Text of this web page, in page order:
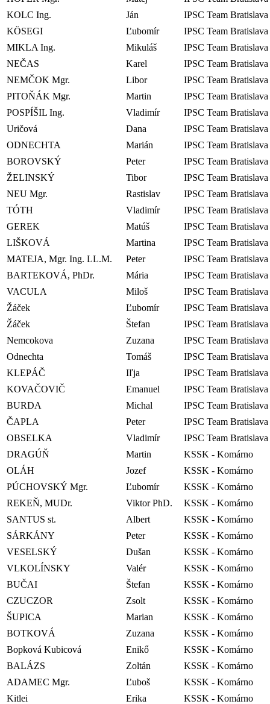
KOLC Ing.
Ján
IPSC Team Bratislava
KÖSEGI
Ľubomír
IPSC Team Bratislava
MIKLA Ing.
Mikuláš
IPSC Team Bratislava
NEČAS
Karel
IPSC Team Bratislava
NEMČOK Mgr.
Libor
IPSC Team Bratislava
PITOŇÁK Mgr.
Martin
IPSC Team Bratislava
POSPÍŠIL Ing.
Vladimír
IPSC Team Bratislava
Uričová
Dana
IPSC Team Bratislava
ODNECHTA
Marián
IPSC Team Bratislava
BOROVSKÝ
Peter
IPSC Team Bratislava
ŽELINSKÝ
Tibor
IPSC Team Bratislava
NEU Mgr.
Rastislav
IPSC Team Bratislava
TÓTH
Vladimír
IPSC Team Bratislava
GEREK
Matúš
IPSC Team Bratislava
LIŠKOVÁ
Martina
IPSC Team Bratislava
MATEJA, Mgr. Ing. LL.M.
Peter
IPSC Team Bratislava
BARTEKOVÁ, PhDr.
Mária
IPSC Team Bratislava
VACULA
Miloš
IPSC Team Bratislava
Žáček
Ľubomír
IPSC Team Bratislava
Žáček
Štefan
IPSC Team Bratislava
Nemcokova
Zuzana
IPSC Team Bratislava
Odnechta
Tomáš
IPSC Team Bratislava
KLEPÁČ
Iľja
IPSC Team Bratislava
KOVAČOVIČ
Emanuel
IPSC Team Bratislava
BURDA
Michal
IPSC Team Bratislava
ČAPLA
Peter
IPSC Team Bratislava
OBSELKA
Vladimír
IPSC Team Bratislava
DRAGÚŇ
Martin
KSSK - Komárno
OLÁH
Jozef
KSSK - Komárno
PÚCHOVSKÝ Mgr.
Ľubomír
KSSK - Komárno
REKEŇ, MUDr.
Viktor PhD.
KSSK - Komárno
SANTUS st.
Albert
KSSK - Komárno
SÁRKÁNY
Peter
KSSK - Komárno
VESELSKÝ
Dušan
KSSK - Komárno
VLKOLÍNSKY
Valér
KSSK - Komárno
BUČAI
Štefan
KSSK - Komárno
CZUCZOR
Zsolt
KSSK - Komárno
ŠUPICA
Marian
KSSK - Komárno
BOTKOVÁ
Zuzana
KSSK - Komárno
Bopková Kubicová
Enikő
KSSK - Komárno
BALÁZS
Zoltán
KSSK - Komárno
ADAMEC Mgr.
Ľuboš
KSSK - Komárno
Kitlei
Erika
KSSK - Komárno